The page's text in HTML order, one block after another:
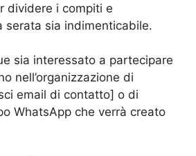
dividere i compiti e
serata sia indimenticabile.
sia interessato a partecipare
nell’organizzazione di
email di contatto] o di
WhatsApp che verrà creato